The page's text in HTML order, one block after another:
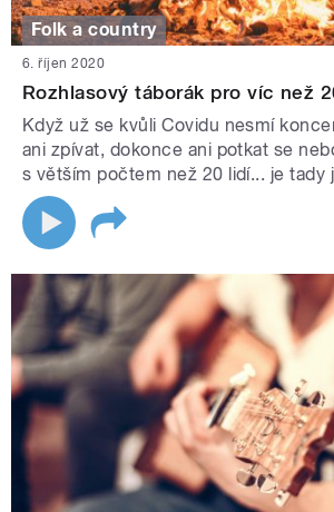
Folk a country
6. říjen 2020
Rozhlasový táborák pro víc než
Když už se kvůli Covidu nesmí
ani zpívat, dokonce ani potkat se
s větším počtem než 20 lidí... je tady